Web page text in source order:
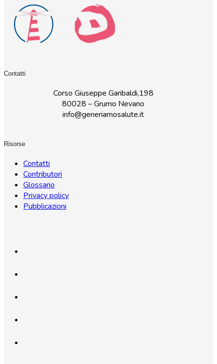
Contatti
Corso Giuseppe Garibaldi,198
80028 – Grumo Nevano
info@generiamosalute.it
Risorse
Contatti
Contributori
Glossario
Privacy policy
Pubblicazioni